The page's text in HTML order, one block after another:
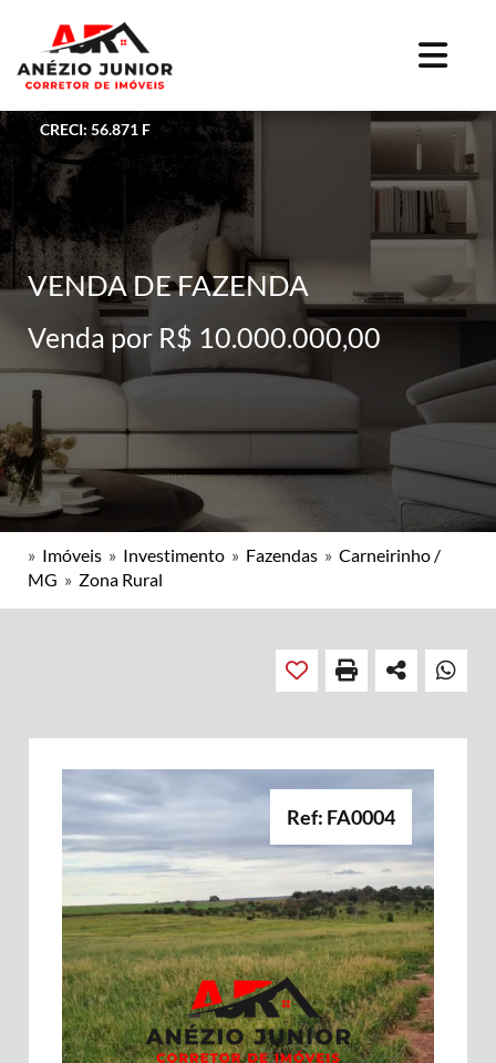
CRECI: 56.871 F
VENDA DE FAZENDA
Venda por R$ 10.000.000,00
» Imóveis » Investimento » Fazendas » Carneirinho /
MG » Zona Rural
Ref: FA0004